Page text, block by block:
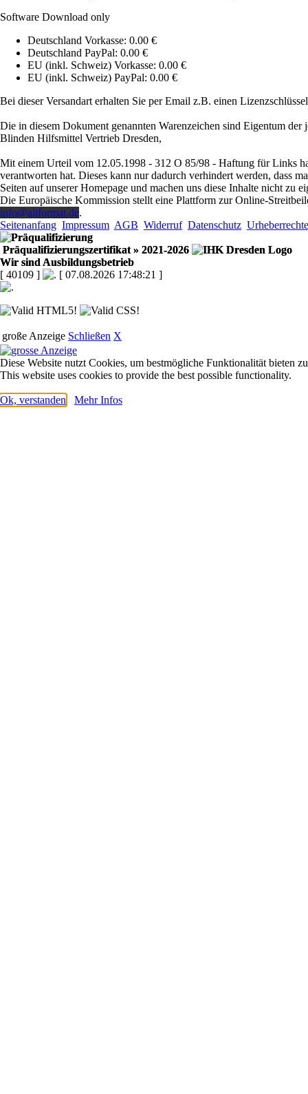
Software Download only
Deutschland Vorkasse: 0.00 €
Deutschland PayPal: 0.00 €
EU (inkl. Schweiz) Vorkasse: 0.00 €
EU (inkl. Schweiz) PayPal: 0.00 €
Bei dieser Versandart erhalten Sie per Email z.B. einen
Die in diesem Dokument genannten Warenzeichen sind Eigentum
Blinden Hilfsmittel Vertrieb Dresden,
Mit einem Urteil vom 12.05.1998 - 312 O 85/98 - Haftung für Links
verantworten hat. Dieses kann nur dadurch verhindert werden, dass
Seiten auf unserer Homepage und machen uns diese Inhalte nicht
Die Europäische Kommission stellt eine Plattform zur Online-
info@altformat.de.
Seitenanfang Impressum AGB Widerruf Datenschutz Urheberrechte
Präqualifizierungszertifikat » 2021-2026
Wir sind Ausbildungsbetrieb
[ 40109 ]
[ 07.08.2026 17:48:21 ]
große Anzeige Schließen X
Diese Website nutzt Cookies, um bestmögliche Funktionalität bieten
This website uses cookies to provide the best possible functionality.
Ok, verstanden Mehr Infos